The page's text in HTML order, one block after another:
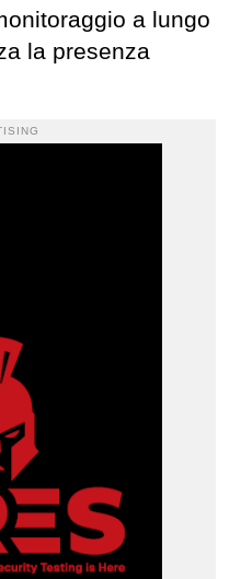
a lungo
la presenza